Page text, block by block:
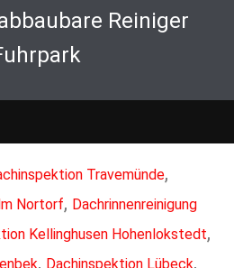
Reiniger
Travemünde,
Nortorf, Dachrinnenreinigung
Kellinghusen Hohenlokstedt,
, Dachinspektion Lübeck,